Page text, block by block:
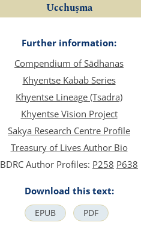
Ucchuṣma
Further information:
Compendium of Sādhanas
Khyentse Kabab Series
Khyentse Lineage (Tsadra)
Khyentse Vision Project
Sakya Research Centre Profile
Treasury of Lives Author Bio
BDRC Author Profiles: P258 P638
Download this text:
EPUB PDF